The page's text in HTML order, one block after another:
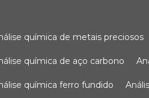
química de metais preciosos
química de aço carbono
química ferro fundido